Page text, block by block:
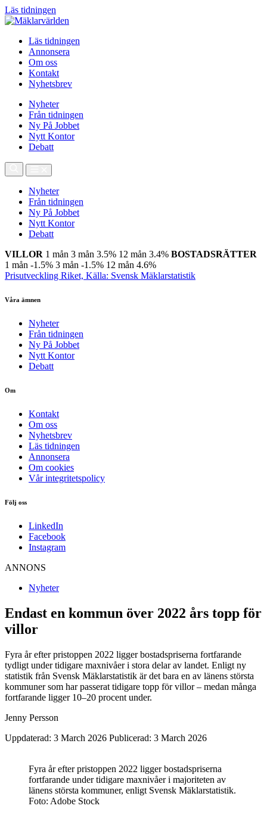
Läs tidningen
Läs tidningen
Annonsera
Om oss
Kontakt
Nyhetsbrev
Nyheter
Från tidningen
Ny På Jobbet
Nytt Kontor
Debatt
Nyheter
Från tidningen
Ny På Jobbet
Nytt Kontor
Debatt
VILLOR 1 mån 3 mån 3.5% 12 mån 3.4% BOSTADSRÄTTER
1 mån -1.5% 3 mån -1.5% 12 mån 4.6%
Prisutveckling Riket, Källa: Svensk Mäklarstatistik
Våra ämnen
Nyheter
Från tidningen
Ny På Jobbet
Nytt Kontor
Debatt
Om
Kontakt
Om oss
Nyhetsbrev
Läs tidningen
Annonsera
Om cookies
Vår integritetspolicy
Följ oss
LinkedIn
Facebook
Instagram
ANNONS
Nyheter
Endast en kommun över 2022 års topp för
villor
Fyra år efter pristoppen 2022 ligger bostadspriserna fortfarande
tydligt under tidigare maxnivåer i stora delar av landet. Enligt ny
statistik från Svensk Mäklarstatistik är det bara en av länens största
kommuner som har passerat tidigare topp för villor – medan många
fortfarande ligger 10–20 procent under.
Jenny Persson
Uppdaterad: 3 March 2026 Publicerad: 3 March 2026
Fyra år efter pristoppen 2022 ligger bostadspriserna
fortfarande under tidigare maxnivåer i majoriteten av
länens största kommuner, enligt Svensk Mäklarstatistik.
Foto: Adobe Stock